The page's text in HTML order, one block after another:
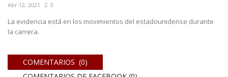
Abr 12, 2021 0
La evidencia está en los movimientos del estadounidense durante
la carrera.
COMENTARIOS (0)